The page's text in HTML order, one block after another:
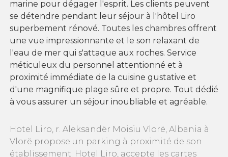
marine pour dégager l'esprit. Les clients peuvent
se détendre pendant leur séjour à l'hôtel Liro
superbement rénové. Toutes les chambres offrent
une vue impressionnante et le son relaxant de
l'eau de mer qui s'attaque aux roches. Service
méticuleux du personnel attentionné et à
proximité immédiate de la cuisine gustative et
d'une magnifique plage sûre et propre. Tout dédié
à vous assurer un séjour inoubliable et agréable.
Hotel Liro, r. Aleksandër Moisiu Vlorë, Albania à
Vlorë propose un parking à proximité de son
établissement. Hotel Liro, accepte les cartes